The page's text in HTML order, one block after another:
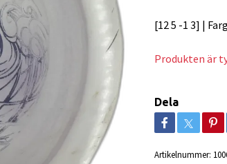
[12 5 -1 3] |
Produkten är
Dela
Artikelnummer: